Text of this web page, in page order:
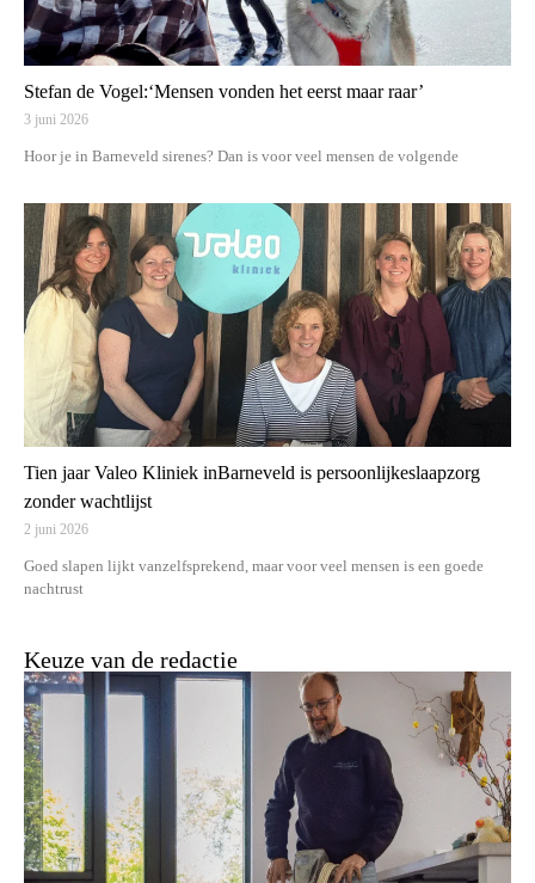
Stefan de Vogel:‘Mensen vonden het eerst maar raar’
3 juni 2026
Hoor je in Barneveld sirenes? Dan is voor veel mensen de volgende
Tien jaar Valeo Kliniek inBarneveld is persoonlijkeslaapzorg
zonder wachtlijst
2 juni 2026
Goed slapen lijkt vanzelfsprekend, maar voor veel mensen is een goede
nachtrust
Keuze van de redactie